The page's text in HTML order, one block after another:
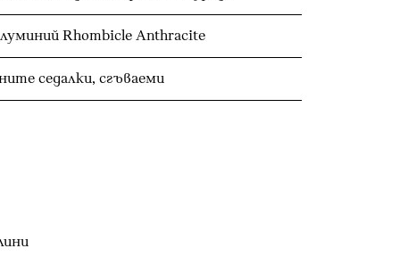
Rhombicle Anthracite
Облегалки за глава на задните седалки, сгъваеми